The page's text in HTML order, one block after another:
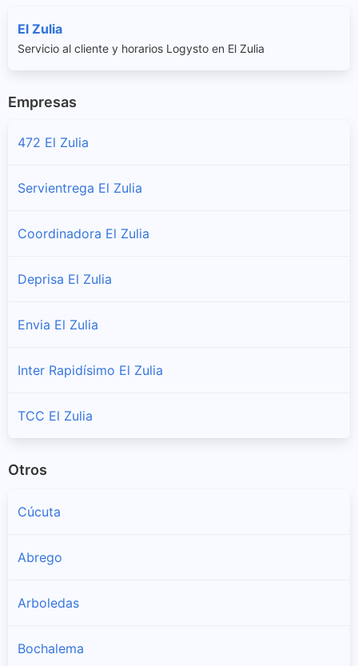
El Zulia
Servicio al cliente y horarios Logysto en El Zulia
Empresas
472 El Zulia
Servientrega El Zulia
Coordinadora El Zulia
Deprisa El Zulia
Envia El Zulia
Inter Rapidísimo El Zulia
TCC El Zulia
Otros
Cúcuta
Abrego
Arboledas
Bochalema